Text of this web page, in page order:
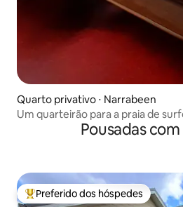
Quarto privativo ⋅ Narrabeen
Um quarteirão para a praia de
Pousadas
Entre os melhores preferidos dos
Preferido dos hóspedes